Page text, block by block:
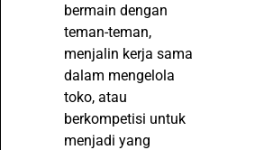
bermain dengan
teman-teman,
menjalin kerja sama
dalam mengelola
toko, atau
berkompetisi untuk
menjadi yang